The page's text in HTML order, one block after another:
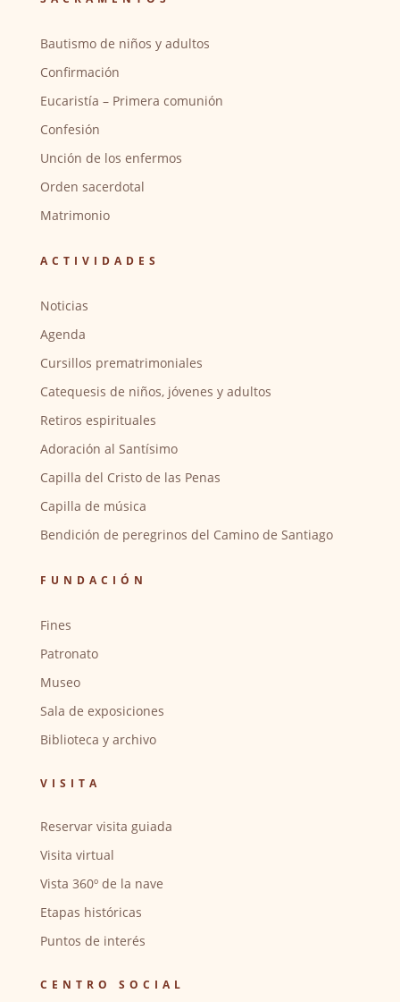
Bautismo de niños y adultos
Confirmación
Eucaristía – Primera comunión
Confesión
Unción de los enfermos
Orden sacerdotal
Matrimonio
ACTIVIDADES
Noticias
Agenda
Cursillos prematrimoniales
Catequesis de niños, jóvenes y adultos
Retiros espirituales
Adoración al Santísimo
Capilla del Cristo de las Penas
Capilla de música
Bendición de peregrinos del Camino de Santiago
FUNDACIÓN
Fines
Patronato
Museo
Sala de exposiciones
Biblioteca y archivo
VISITA
Reservar visita guiada
Visita virtual
Vista 360º de la nave
Etapas históricas
Puntos de interés
CENTRO SOCIAL